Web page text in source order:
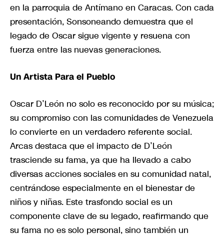
en la parroquia de Antímano en Caracas. Con cada
presentación, Sonsoneando demuestra que el
legado de Oscar sigue vigente y resuena con
fuerza entre las nuevas generaciones.
Un Artista Para el Pueblo
Oscar D’León no solo es reconocido por su música;
su compromiso con las comunidades de Venezuela
lo convierte en un verdadero referente social.
Arcas destaca que el impacto de D’León
trasciende su fama, ya que ha llevado a cabo
diversas acciones sociales en su comunidad natal,
centrándose especialmente en el bienestar de
niños y niñas. Este trasfondo social es un
componente clave de su legado, reafirmando que
su fama no es solo personal, sino también un